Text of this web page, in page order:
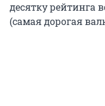
десятку рейтинга
(самая дорогая